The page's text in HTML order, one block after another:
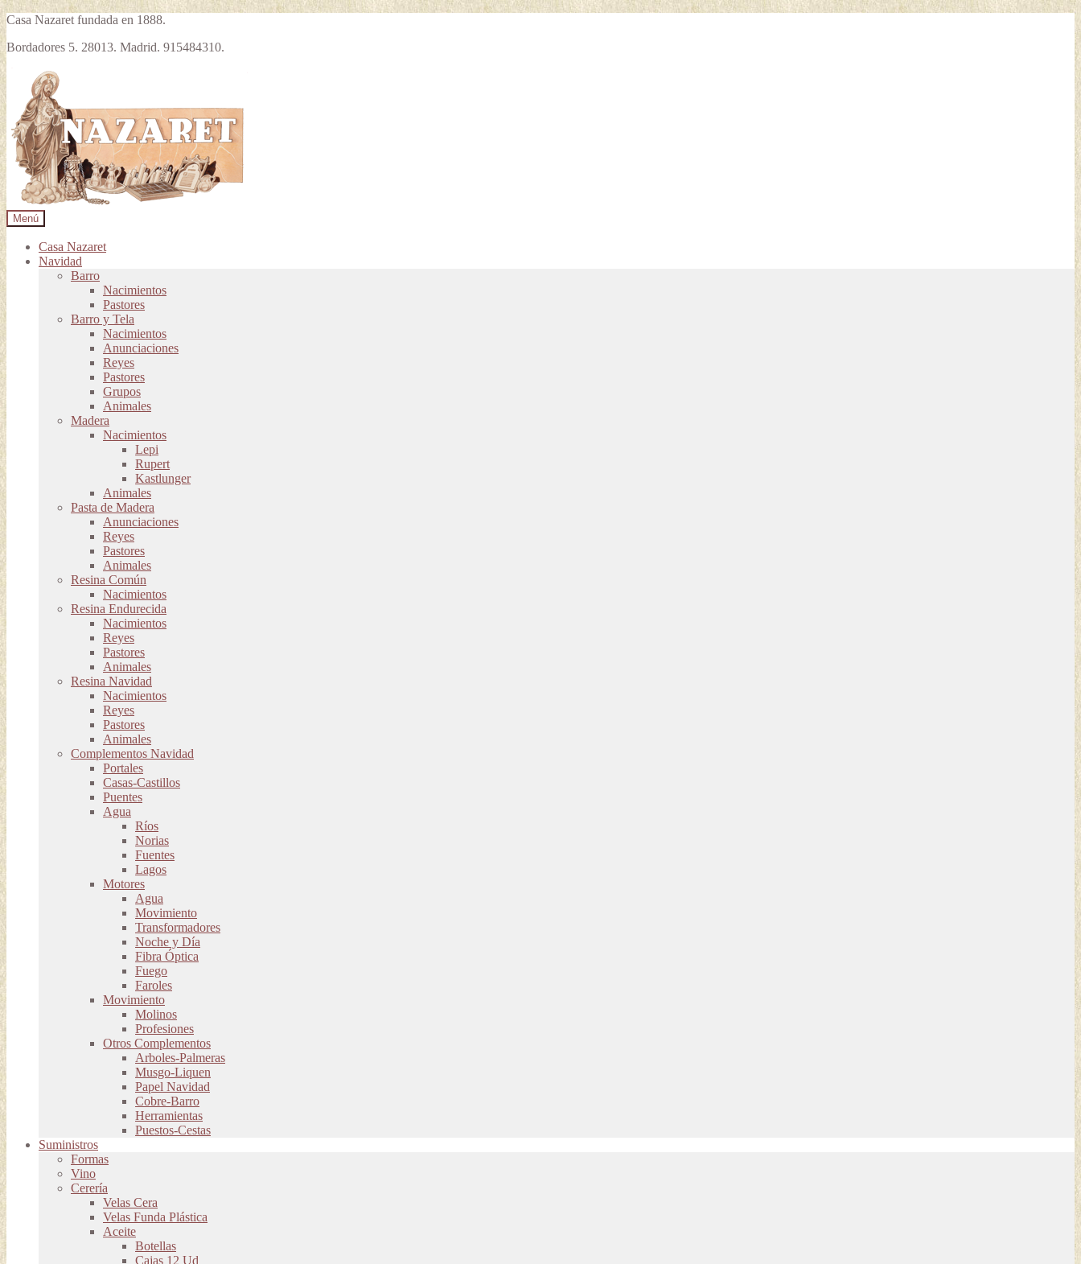
Casa Nazaret fundada en 1888.
Bordadores 5. 28013. Madrid. 915484310.
la
navegación
contenido
Menú
Casa Nazaret
Navidad
Barro
Nacimientos
Pastores
Barro y Tela
Nacimientos
Anunciaciones
Reyes
Pastores
Grupos
Animales
Madera
Nacimientos
Lepi
Rupert
Kastlunger
Animales
Pasta de Madera
Anunciaciones
Reyes
Pastores
Animales
Resina Común
Nacimientos
Resina Endurecida
Nacimientos
Reyes
Pastores
Animales
Resina Navidad
Nacimientos
Reyes
Pastores
Animales
Complementos Navidad
Portales
Casas-Castillos
Puentes
Agua
Ríos
Norias
Fuentes
Lagos
Motores
Agua
Movimiento
Transformadores
Noche y Día
Fibra Óptica
Fuego
Faroles
Movimiento
Molinos
Profesiones
Otros Complementos
Arboles-Palmeras
Musgo-Liquen
Papel Navidad
Cobre-Barro
Herramientas
Puestos-Cestas
Suministros
Formas
Vino
Cerería
Velas Cera
Velas Funda Plástica
Aceite
Botellas
Cajas 12 Ud